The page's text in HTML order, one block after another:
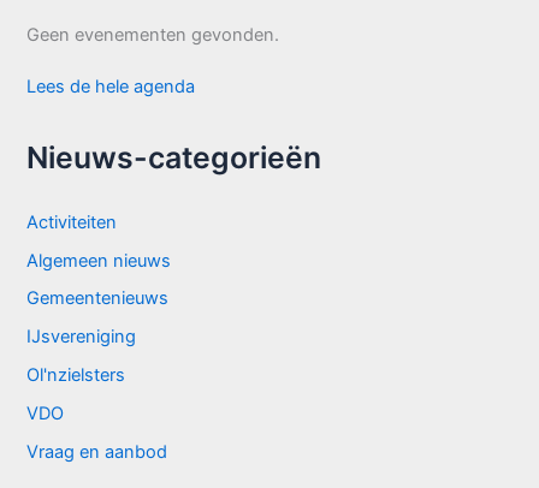
Geen evenementen gevonden.
Lees de hele agenda
Nieuws-categorieën
Activiteiten
Algemeen nieuws
Gemeentenieuws
IJsvereniging
Ol'nzielsters
VDO
Vraag en aanbod